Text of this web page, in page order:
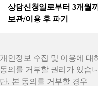
상담신청일로부터 3개월
보관/이용 후 파기
개인정보 수집 및 이용에 대
동의를 거부할 권리가 있습
단, 본 동의를 거부할 경우